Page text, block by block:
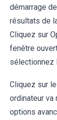
démarrage
résultats de
Cliquez sur
fenêtre
sélectionnez
Cliquez sur
ordinateur va
options